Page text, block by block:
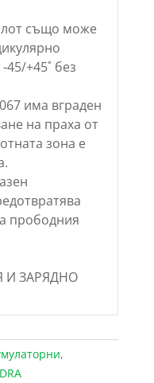
също може
+45˚ без
има вграден
на праха от
зона е
прободния
И ЗАРЯДНО
,